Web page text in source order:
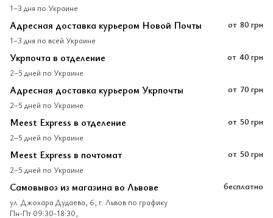
1–3 дня по Украине
Адресная доставка курьером Новой Почты
1–3 дня по всей Украине
от 80 грн
Укрпочта в отделение
2–5 дней по Украине
от 40 грн
Адресная доставка курьером Укрпочты
2–5 дней по Украине
от 70 грн
Meest Express в отделение
2–5 дней по Украине
от 50 грн
Meest Express в почтомат
2–5 дней по Украине
от 50 грн
Самовывоз из магазина во Львове
ул. Джохара Дудаева, 6, г. Львов по графику
Пн-Пт 09:30-18:30,
бесплатно